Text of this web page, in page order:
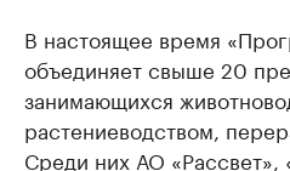
В настоящее время
объединяет свыше 20
занимающихся
растениеводством,
Среди них АО «Рассвет»,